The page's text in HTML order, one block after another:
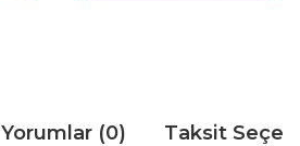
Yorumlar (0) Taksit